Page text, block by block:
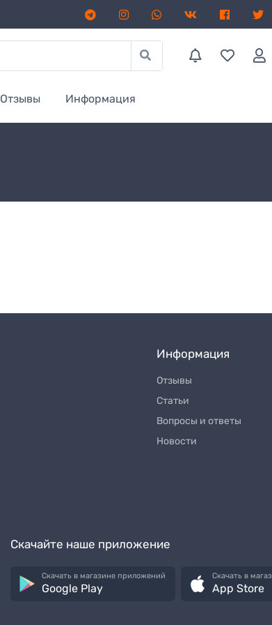
Отзывы Информация
Информация
Отзывы
Статьи
Вопросы и ответы
Новости
Скачайте наше приложение
Скачать в магазине приложений
Google Play
Скачать в
App Store